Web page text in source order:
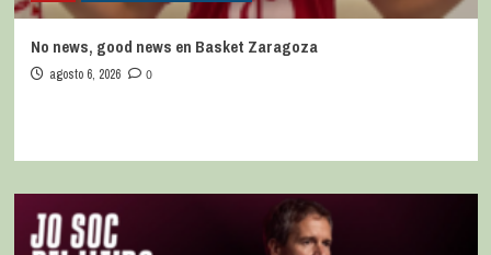
No news, good news en Basket Zaragoza
agosto 6, 2026 0